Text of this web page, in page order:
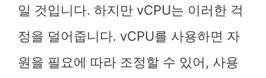
일 것입니다. 하지만 vCPU는 이러한 걱
정을 덜어줍니다. vCPU를 사용하면 자
원을 필요에 따라 조정할 수 있어, 사용